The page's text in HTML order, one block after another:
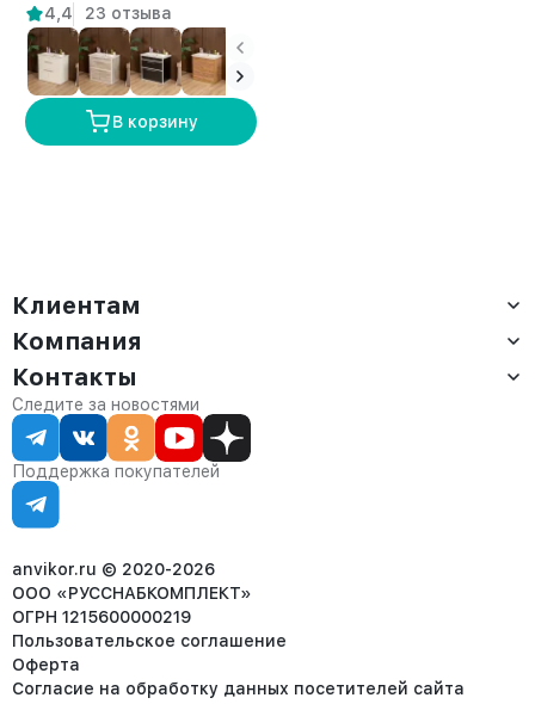
Шимри белый/
амаретто
4,4 23 отзыва
В корзину
Клиентам
Доставка
Оплата
Сервис
Статус заказа
Статьи
Компания
О компании
Контакты
Партнёрам
Контакты
Отдел продаж:
8 (800) 234-22-62
corp@anvikor.ru
Ежедневно, с 7:00-19:00 (МСК)
Отдел рекламации:
8 (953) 455-25-61
Следите за новостями
Поддержка покупателей
anvikor.ru © 2020-2026
ООО «РУССНАБКОМПЛЕКТ»
ОГРН 1215600000219
Пользовательское соглашение
Оферта
Согласие на обработку данных посетителей сайта